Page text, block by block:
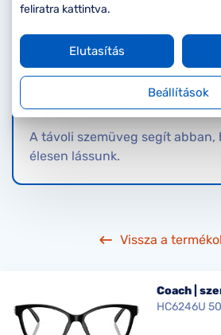
Az olvasószemüveg nagyjából
távolságra nyújt éles látást.
Távollátó
A távoli szemüveg segít abban,
élesen lássunk.
Vissza a
Coach |
HC6246U
feliratra kattintva.
Beállítások
Elutasítás